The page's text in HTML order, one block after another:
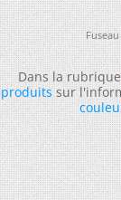
Dans la
produitssur